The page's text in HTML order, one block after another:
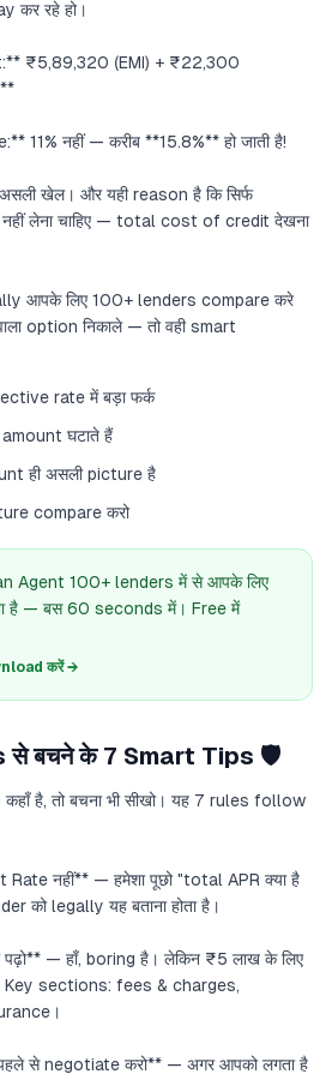
कर रहे हो।
₹5,89,320 (EMI) + ₹22,300
11% नहीं — करीब **15.8%** हो जाती है!
खेल। और यही reason है कि सिर्फ
लेना चाहिए — total cost of credit देखना
आपके लिए 100+ lenders compare करे
option निकाले — तो वही smart
rate में बड़ा फर्क
घटाते हैं
ही असली picture है
compare करो
Agent 100+ lenders में से आपके लिए
है — बस 60 seconds में। Free में
करें →
से बचने के 7 Smart Tips 🛡️
है, तो बचना भी सीखो। यह 7 rules follow
Rate नहीं** — हमेशा पूछो "total APR क्या है
को legally यह बताना होता है।
— हाँ, boring है। लेकिन ₹5 लाख के लिए
Key sections: fees & charges,
से negotiate करो** — अगर आपको लगता है